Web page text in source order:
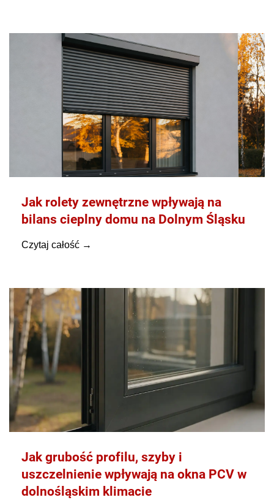
Jak rolety zewnętrzne wpływają na
bilans cieplny domu na Dolnym Śląsku
Jak grubość profilu, szyby i
uszczelnienie wpływają na okna PCV w
dolnośląskim klimacie